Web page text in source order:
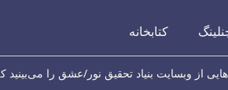
کتابخانه
از وبسایت بنیاد تحقیق نور/عشق را می‌بینید